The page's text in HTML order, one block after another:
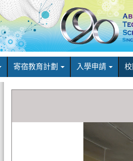
寄宿教育計劃 入學申請